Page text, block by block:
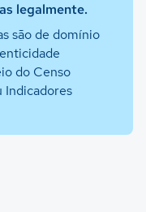
legalmente.
são de domínio
do Censo
Indicadores